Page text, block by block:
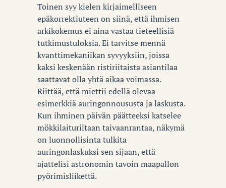
Toinen syy kielen kirjaimelliseen
epäkorrektiuteen on siinä, että ihmisen
arkikokemus ei aina vastaa tieteellisiä
tutkimustuloksia. Ei tarvitse mennä
kvanttimekaniikan syvyyksiin, joissa
kaksi keskenään ristiriitaista asiantilaa
saattavat olla yhtä aikaa voimassa.
Riittää, että miettii edellä olevaa
esimerkkiä auringonnoususta ja laskusta.
Kun ihminen päivän päätteeksi katselee
mökkilaituriltaan taivaanrantaa, näkymä
on luonnollisinta tulkita
auringonlaskuksi sen sijaan, että
ajattelisi astronomin tavoin maapallon
pyörimisliikettä.